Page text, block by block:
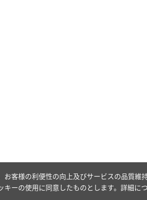
お客様の利便性の向上及びサービスの品質
キーの使用に同意したものとします。詳細